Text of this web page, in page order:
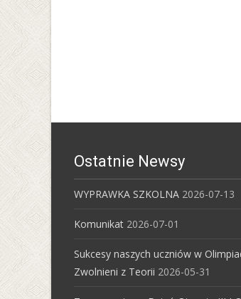
Ostatnie Newsy
WYPRAWKA SZKOLNA 2026-07-13
Komunikat 2026-07-01
Sukcesy naszych uczniów w
Zwolnieni z Teorii 2026-05-31